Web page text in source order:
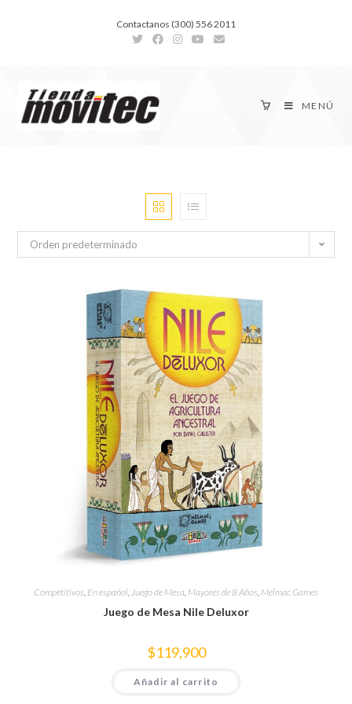
Contactanos (300) 556 2011
MENÚ
Orden predeterminado
Competitivos En español Juego de Mesa Mayores de 8 Años Melmac Games
Juego de Mesa Nile Deluxor
$119,900
Añadir al carrito